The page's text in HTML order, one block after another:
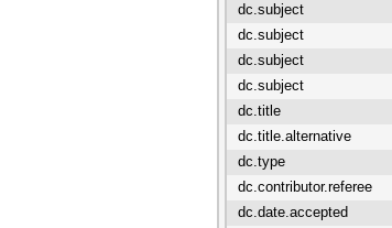
dc.subject
dc.subject
dc.subject
dc.subject
dc.title
dc.title.alternative
dc.type
dc.contributor.referee
dc.date.accepted